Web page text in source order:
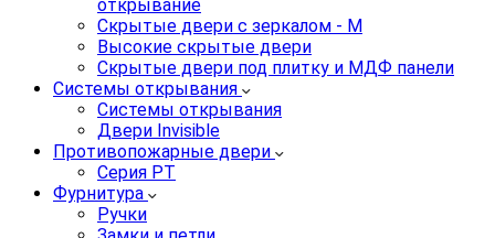
открывание
Скрытые двери с зеркалом - M
Высокие скрытые двери
Скрытые двери под плитку и МДФ панели
Системы открывания
Системы открывания
Двери Invisible
Противопожарные двери
Серия PT
Фурнитура
Ручки